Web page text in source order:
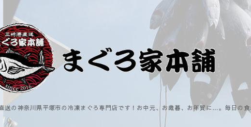
送の神奈川県平塚市の冷凍まぐろ専門店です！お中元、お歳暮、お年賀に…。毎日の